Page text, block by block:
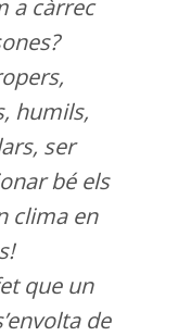
a càrrec
humils,
ser
bé els
clima en
que un
de